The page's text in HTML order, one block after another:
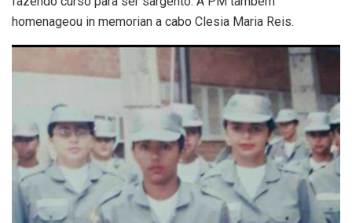
homenageou in memorian a cabo Clesia Maria Reis.